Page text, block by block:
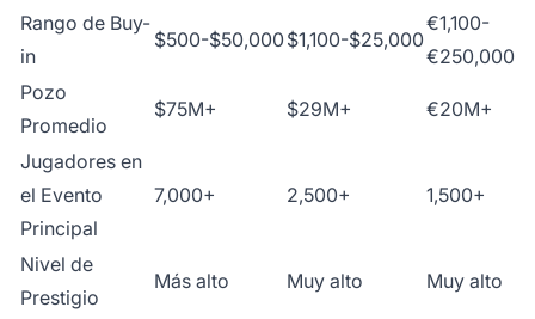
Rango de Buy-
in
$500-$50,000 $1,100-$25,000
€1,100-
€250,000
Pozo
Promedio
$75M+ $29M+ €20M+
Jugadores en
el Evento
Principal
7,000+ 2,500+ 1,500+
Nivel de
Prestigio
Más alto Muy alto Muy alto